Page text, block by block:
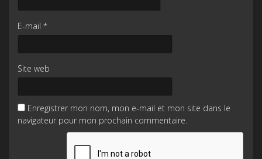
E-mail *
Site web
Enregistrer mon nom, mon e-mail et mon site dans le
navigateur pour mon prochain commentaire.